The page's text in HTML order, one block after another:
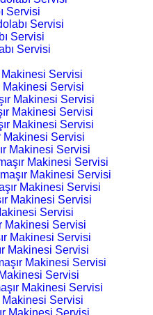
Servisi
Servisi
Servisi
Servisi
Makinesi Servisi
Makinesi Servisi
Makinesi Servisi
Makinesi Servisi
Makinesi Servisi
Makinesi Servisi
Makinesi Servisi
Makinesi Servisi
Makinesi Servisi
Makinesi Servisi
Makinesi Servisi
Servisi
Makinesi Servisi
Makinesi Servisi
Makinesi Servisi
Makinesi Servisi
Servisi
Makinesi Servisi
Makinesi Servisi
Makinesi Servisi